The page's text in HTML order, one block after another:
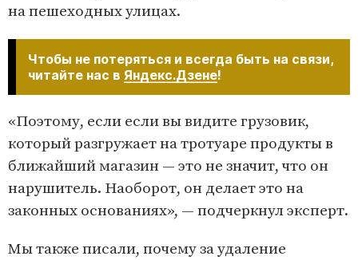
на пешеходных улицах.
Чтобы не потеряться и всегда быть на связи,
читайте нас в Яндекс.Дзене!
«Поэтому, если если вы видите грузовик,
который разгружает на тротуаре продукты в
ближайший магазин — это не значит, что он
нарушитель. Наоборот, он делает это на
законных основаниях», — подчеркнул эксперт.
Мы также писали, почему за удаление